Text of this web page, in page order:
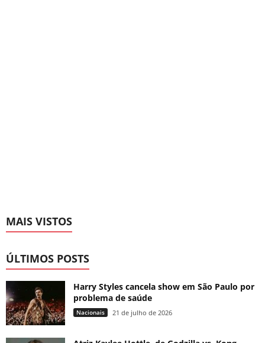
MAIS VISTOS
ÚLTIMOS POSTS
Harry Styles cancela show em São Paulo por
problema de saúde
Nacionais 21 de julho de 2026